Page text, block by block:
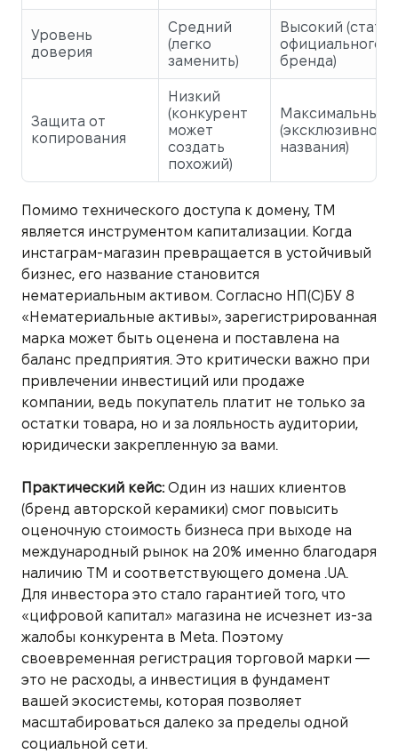
Уровень
доверия
Средний
(легко
заменить)
Высокий (статус
официального
бренда)
Защита от
копирования
Низкий
(конкурент
может
создать
похожий)
Максимальный
названия)
Помимо технического доступа к домену, ТМ
является инструментом капитализации. Когда
инстаграм-магазин превращается в устойчивый
бизнес, его название становится
нематериальным активом. Согласно НП(С)БУ 8
«Нематериальные активы», зарегистрированная
марка может быть оценена и поставлена на
баланс предприятия. Это критически важно при
привлечении инвестиций или продаже
компании, ведь покупатель платит не только за
остатки товара, но и за лояльность аудитории,
юридически закрепленную за вами.
Практический кейс:Один из наших клиентов
(бренд авторской керамики) смог повысить
оценочную стоимость бизнеса при выходе на
международный рынок на 20% именно благодаря
наличию ТМ и соответствующего домена .UA.
Для инвестора это стало гарантией того, что
«цифровой капитал» магазина не исчезнет из-за
жалобы конкурента в Meta. Поэтому
своевременная регистрация торговой марки —
это не расходы, а инвестиция в фундамент
вашей экосистемы, которая позволяет
масштабироваться далеко за пределы одной
социальной сети.